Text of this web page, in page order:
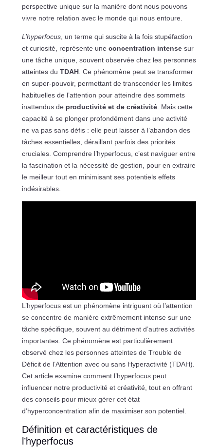
perspective unique sur la manière dont nous pouvons
vivre notre relation avec le monde qui nous entoure.
L’hyperfocus, un terme qui suscite à la fois stupéfaction
et curiosité, représente une concentration intensesur
une tâche unique, souvent observée chez les personnes
atteintes du TDAH. Ce phénomène peut se transformer
en super-pouvoir, permettant de transcender les limites
habituelles de l’attention pour atteindre des sommets
inattendus de productivité et de créativité. Mais cette
capacité à se plonger profondément dans une activité
ne va pas sans défis : elle peut laisser à l’abandon des
tâches essentielles, déraillant parfois des priorités
cruciales. Comprendre l’hyperfocus, c’est naviguer entre
la fascination et la nécessité de gestion, pour en extraire
le meilleur tout en minimisant ses potentiels effets
indésirables.
L’hyperfocus est un phénomène intriguant où l’attention
se concentre de manière extrêmement intense sur une
tâche spécifique, souvent au détriment d’autres activités
importantes. Ce phénomène est particulièrement
observé chez les personnes atteintes de Trouble de
Déficit de l’Attention avec ou sans Hyperactivité (TDAH).
Cet article examine comment l’hyperfocus peut
influencer notre productivité et créativité, tout en offrant
des conseils pour mieux gérer cet état
d’hyperconcentration afin de maximiser son potentiel.
Définition et caractéristiques de
l’hyperfocus